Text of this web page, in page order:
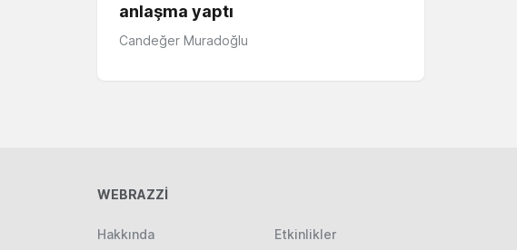
anlaşma yaptı
Candeğer Muradoğlu
WEBRAZZİ
Hakkında
Etkinlikler